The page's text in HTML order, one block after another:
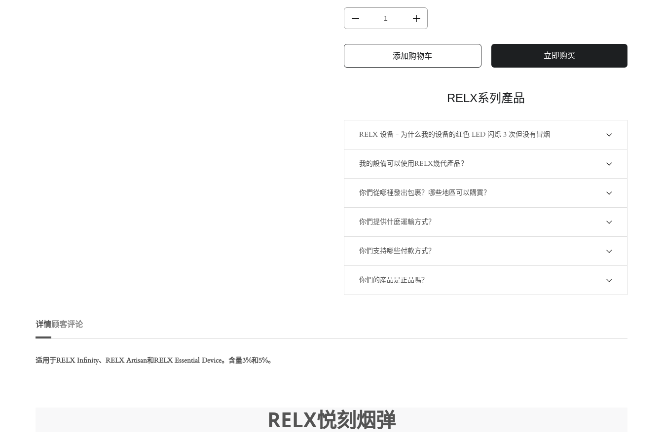
添加购物车 立即购买
RELX系列產品
RELX 设备 - 为什么我的设备的红色 LED 闪烁 3 次但没有冒烟
我的設備可以使用RELX幾代產品？
你們從哪裡發出包裹？哪些地區可以購買？
你們提供什麼運輸方式？
你們支持哪些付款方式？
你們的産品是正品嗎？
详情
适用于RELX Infinity、RELX Artisan和RELX Essential Device。含量3%和5%。
RELX悦刻烟弹
顾客评论